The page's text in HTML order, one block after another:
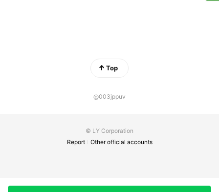
Top
@003jppuv
© LY Corporation
Report
Other official accounts